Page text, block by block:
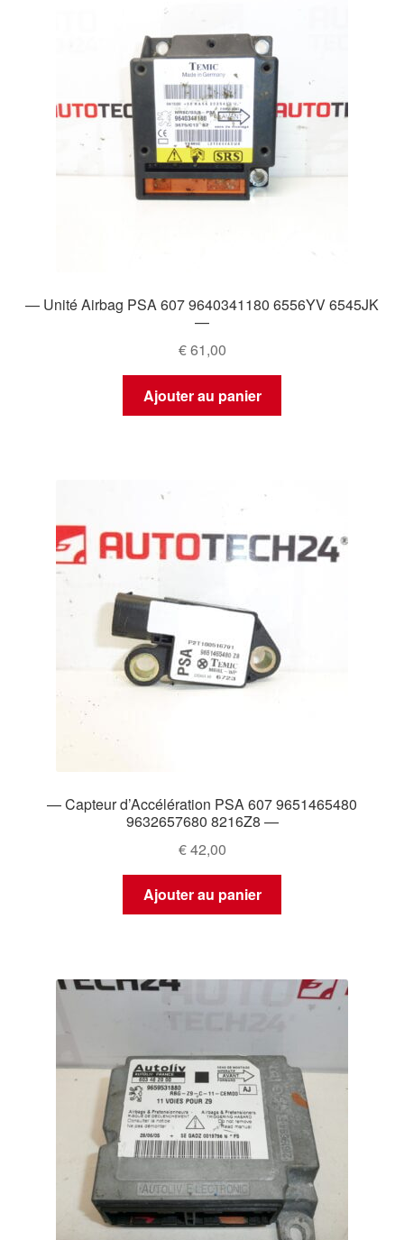
— Unité Airbag PSA 607 9640341180 6556YV 6545JK
—
€61,00
Ajouter au panier
— Capteur d’Accélération PSA 607 9651465480
9632657680 8216Z8 —
€42,00
Ajouter au panier